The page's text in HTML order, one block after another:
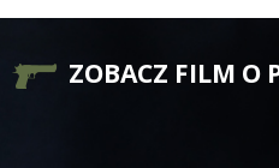
ZOBACZ FILM O